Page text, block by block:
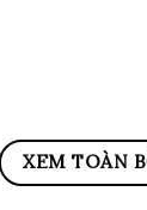
XEM TOÀN